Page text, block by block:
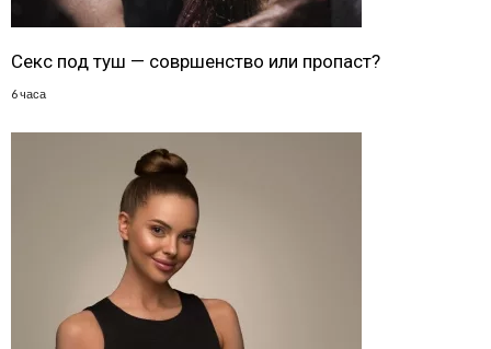
Секс под туш — совршенство или пропаст?
6 часа